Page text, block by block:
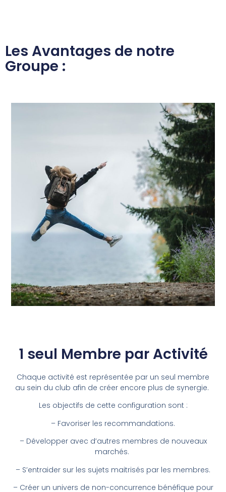
Les Avantages de notre
Groupe :
1 seul Membre par Activité
Chaque activité est représentée par un seul membre
au sein du club afin de créer encore plus de synergie.
Les objectifs de cette configuration sont :
– Favoriser les recommandations.
– Développer avec d’autres membres de nouveaux
marchés.
– S’entraider sur les sujets maitrisés par les membres.
– Créer un univers de non-concurrence bénéfique pour